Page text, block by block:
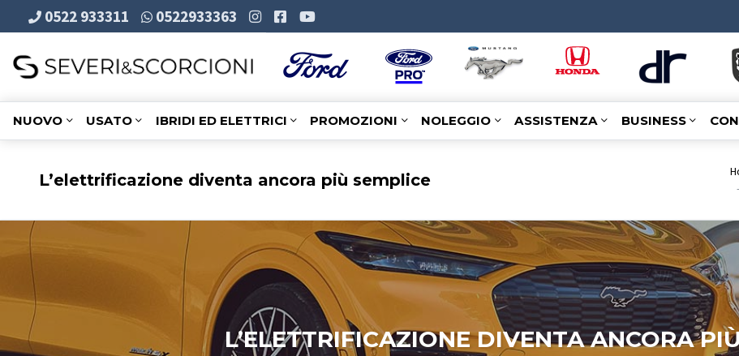
0522 933311 0522933363
NUOVO USATO IBRIDI ED ELETTRICI PROMOZIONI NOLEGGIO ASSISTENZA BUSINESS
L’elettrificazione diventa ancora più semplice
L’ELETTRIFICAZIONE DIVENTA ANCORA